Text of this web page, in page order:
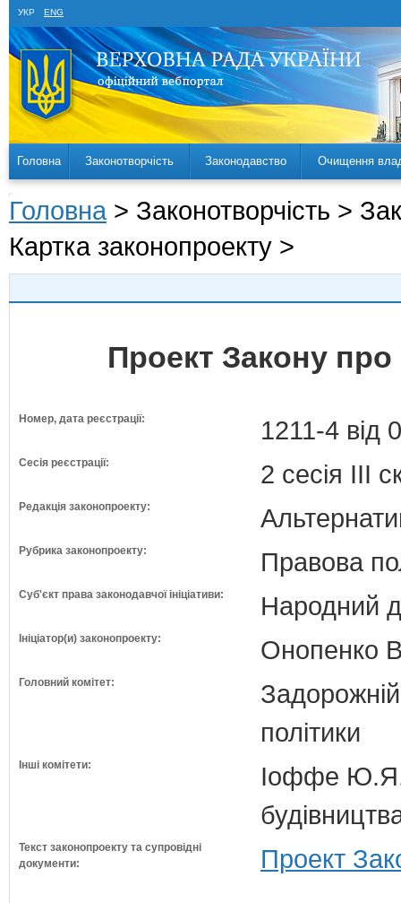
УКР ENG
Головна Законотворчість Законодавство Очищення
Головна > Законотворчість >
Картка законопроекту >
Проект Закону про
Номер, дата реєстрації: 1211-4 від
Сесія реєстрації: 2 сесія III
Редакція законопроекту:
Рубрика законопроекту: Правова
Суб'єкт права законодавчої ініціативи: Народний
Ініціатор(и) законопроекту: Онопенко
Головний комітет:
політики
Інші комітети:
Іоффе Ю.Я.
Текст законопроекту та супровідні
документи:
Проект